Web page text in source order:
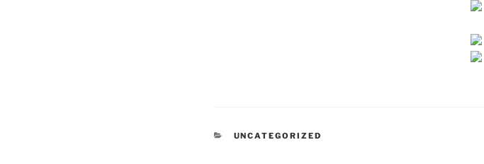
CATEGORÍAS
UNCATEGORIZED